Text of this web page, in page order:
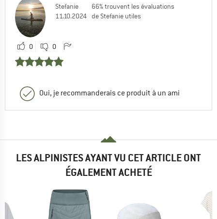
Stefanie
11.10.2024
66% trouvent les évaluations
de Stefanie utiles
0 0
Oui, je recommanderais ce produit à un ami
LES ALPINISTES AYANT VU CET ARTICLE ONT
ÉGALEMENT ACHETÉ